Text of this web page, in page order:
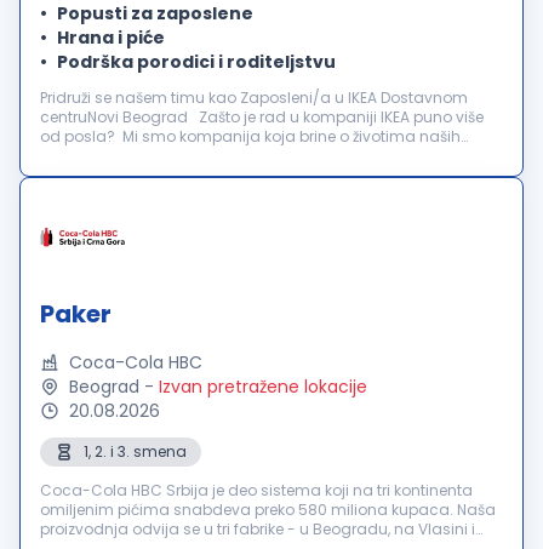
Popusti za zaposlene
Hrana i piće
Podrška porodici i roditeljstvu
Pridruži se našem timu kao Zaposleni/a u IKEA Dostavnom
centruNovi Beograd Zašto je rad u kompaniji IKEA puno više
od posla? Mi smo kompanija koja brine o životima naših
prepoznato i uključeno. ...
Paker
Coca-Cola HBC
Beograd - Izvan pretražene lokacije
20.08.2026
1, 2. i 3. smena
Coca-Cola HBC Srbija je deo sistema koji na tri kontinenta
omiljenim pićima snabdeva preko 580 miliona kupaca. Naša
proizvodnja odvija se u tri fabrike - u Beogradu, na Vlasini i